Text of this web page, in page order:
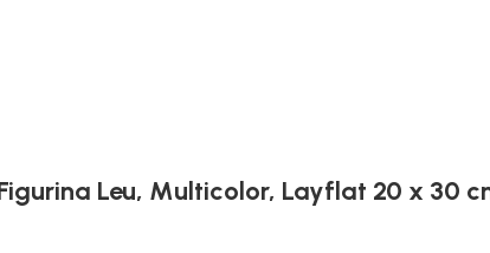
Leu, Multicolor, Layflat 20 x 30